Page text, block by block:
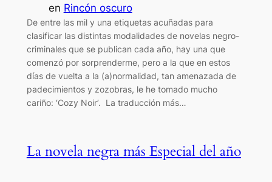
en Rincón oscuro
De entre las mil y una etiquetas acuñadas para
clasificar las distintas modalidades de novelas negro-
criminales que se publican cada año, hay una que
comenzó por sorprenderme, pero a la que en estos
días de vuelta a la (a)normalidad, tan amenazada de
padecimientos y zozobras, le he tomado mucho
cariño: ‘Cozy Noir’. La traducción más…
La novela negra más Especial del año